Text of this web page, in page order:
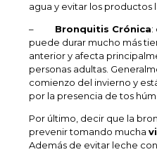
agua y evitar los productos
– Bronquitis Crónica:
puede durar mucho más
anterior y afecta
personas adultas.
comienzo del invierno y
por la presencia de tos
Por último, decir que la
prevenir tomando mucha
Además de evitar leche